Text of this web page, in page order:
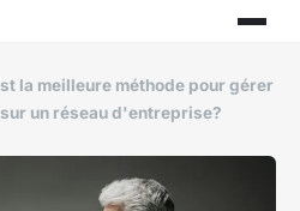
la meilleure méthode pour gérer
un réseau d'entreprise?